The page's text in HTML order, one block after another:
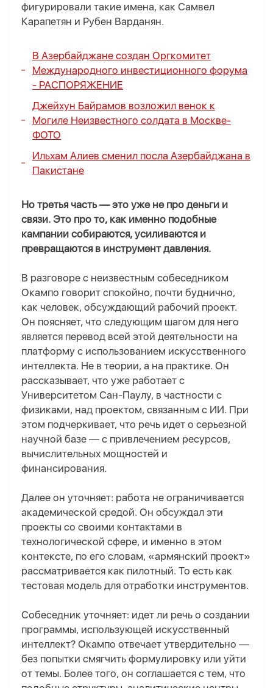
фигурировали такие имена, как Самвел
Карапетян и Рубен Варданян.
В Азербайджане создан Оргкомитет
Международного инвестиционного форума
- РАСПОРЯЖЕНИЕ
Джейхун Байрамов возложил венок к
Могиле Неизвестного солдата в Москве-
ФОТО
Ильхам Алиев сменил посла Азербайджана в
Пакистане
Но третья часть — это уже не про деньги и
связи. Это про то, как именно подобные
кампании собираются, усиливаются и
превращаются в инструмент давления.
В разговоре с неизвестным собеседником
Окампо говорит спокойно, почти буднично,
как человек, обсуждающий рабочий проект.
Он поясняет, что следующим шагом для него
является перевод всей этой деятельности на
платформу с использованием искусственного
интеллекта. Не в теории, а на практике. Он
рассказывает, что уже работает с
Университетом Сан-Паулу, в частности с
физиками, над проектом, связанным с ИИ. При
этом подчеркивает, что речь идет о серьезной
научной базе — с привлечением ресурсов,
вычислительных мощностей и
финансирования.
Далее он уточняет: работа не ограничивается
академической средой. Он обсуждал эти
проекты со своими контактами в
технологической сфере, и именно в этом
контексте, по его словам, «армянский проект»
рассматривается как пилотный. То есть как
тестовая модель для отработки инструментов.
Собеседник уточняет: идет ли речь о создании
программы, использующей искусственный
интеллект? Окампо отвечает утвердительно —
без попытки смягчить формулировку или уйти
от темы. Более того, он соглашается с тем, что